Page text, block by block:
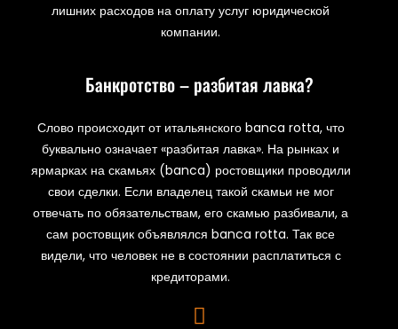
лишних расходов на оплату услуг юридической
компании.
Банкротство – разбитая лавка?
Слово происходит от итальянского banca rotta, что
буквально означает «разбитая лавка». На рынках и
ярмарках на скамьях (banca) ростовщики проводили
свои сделки. Если владелец такой скамьи не мог
отвечать по обязательствам, его скамью разбивали, а
сам ростовщик объявлялся banca rotta. Так все
видели, что человек не в состоянии расплатиться с
кредиторами.